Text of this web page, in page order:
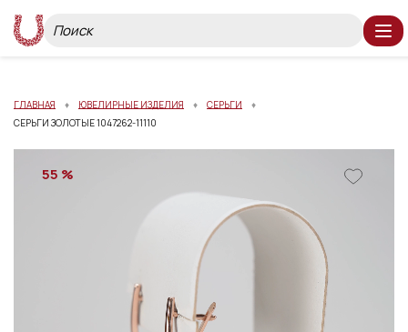
ГЛАВНАЯ ЮВЕЛИРНЫЕ ИЗДЕЛИЯ
СЕРЬГИ
СЕРЬГИ ЗОЛОТЫЕ 1047262-11110
55 %